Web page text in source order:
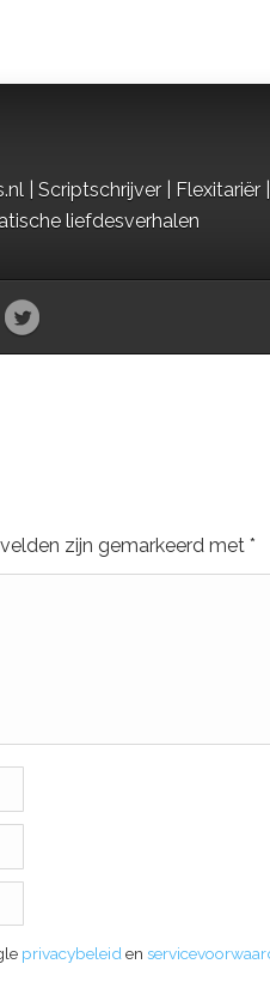
| Scriptschrijver | Flexitariër
liefdesverhalen
zijn gemarkeerd met *
privacybeleiden